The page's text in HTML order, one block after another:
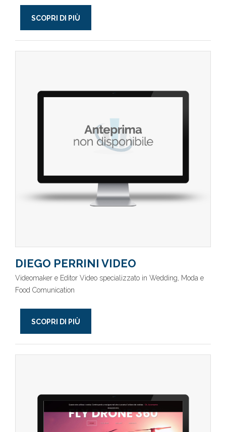
SCOPRI DI PIÙ
DIEGO PERRINI VIDEO
Videomaker e Editor Video specializzato in Wedding, Moda e
Food Comunication
SCOPRI DI PIÙ